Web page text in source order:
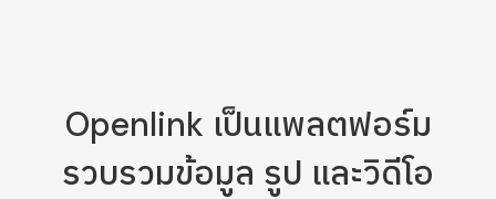
Openlink เป็นแพลตฟอร์ม
รวบรวมข้อมูล รูป และวิดีโอ